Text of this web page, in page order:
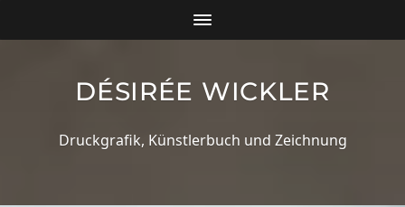
DÉSIRÉE WICKLER
Druckgrafik, Künstlerbuch und Zeichnung